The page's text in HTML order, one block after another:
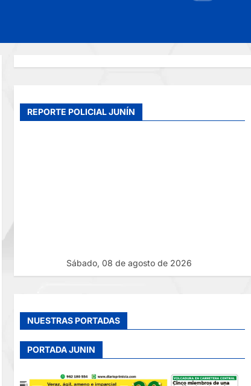
REPORTE POLICIAL JUNÍN
Sábado, 08 de agosto de 2026
NUESTRAS PORTADAS
PORTADA JUNIN